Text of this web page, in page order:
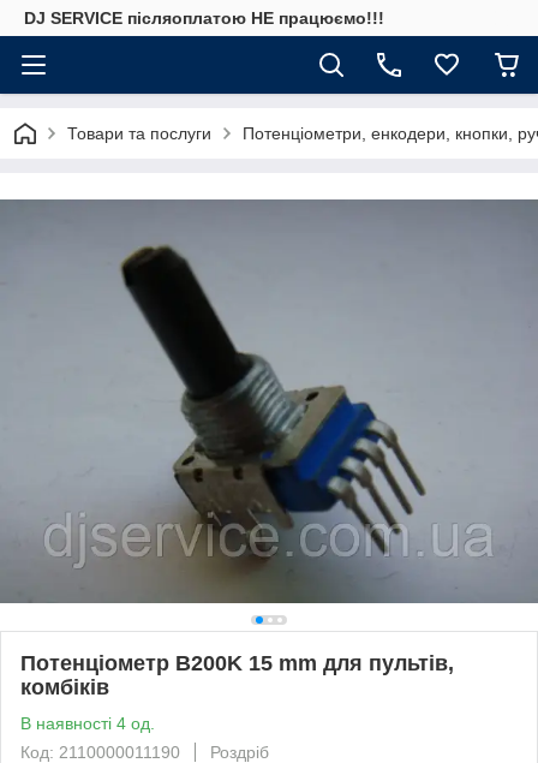
DJ SERVICE пiсляоплатою НЕ працюємо!!!
Товари та послуги Потенціометри, енкодери, кнопки,
Потенціометр B200K 15 mm для пультів,
комбіків
В наявності 4 од.
Код: 2110000011190
Роздріб